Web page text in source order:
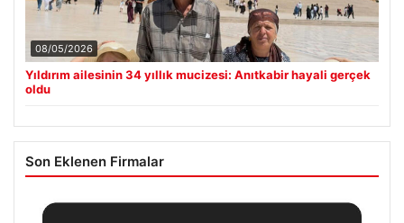
08/05/2026
Yıldırım ailesinin 34 yıllık mucizesi: Anıtkabir hayali gerçek
oldu
Son Eklenen Firmalar